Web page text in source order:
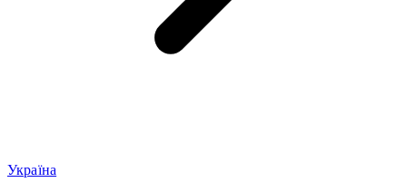
Україна